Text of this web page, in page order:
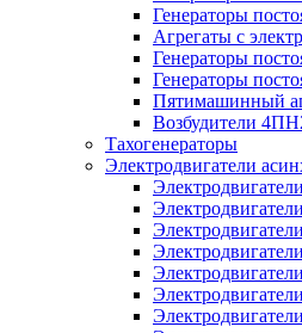
Генераторы
Агрегаты с
Генераторы
Генераторы
Пятимашинный
Возбудители
Тахогенераторы
Электродвигатели